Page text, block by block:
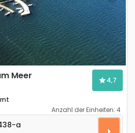
Meer 4,7
Anzahl der Einheiten: 4
Veli Rat, Dugi otok A-438-
a